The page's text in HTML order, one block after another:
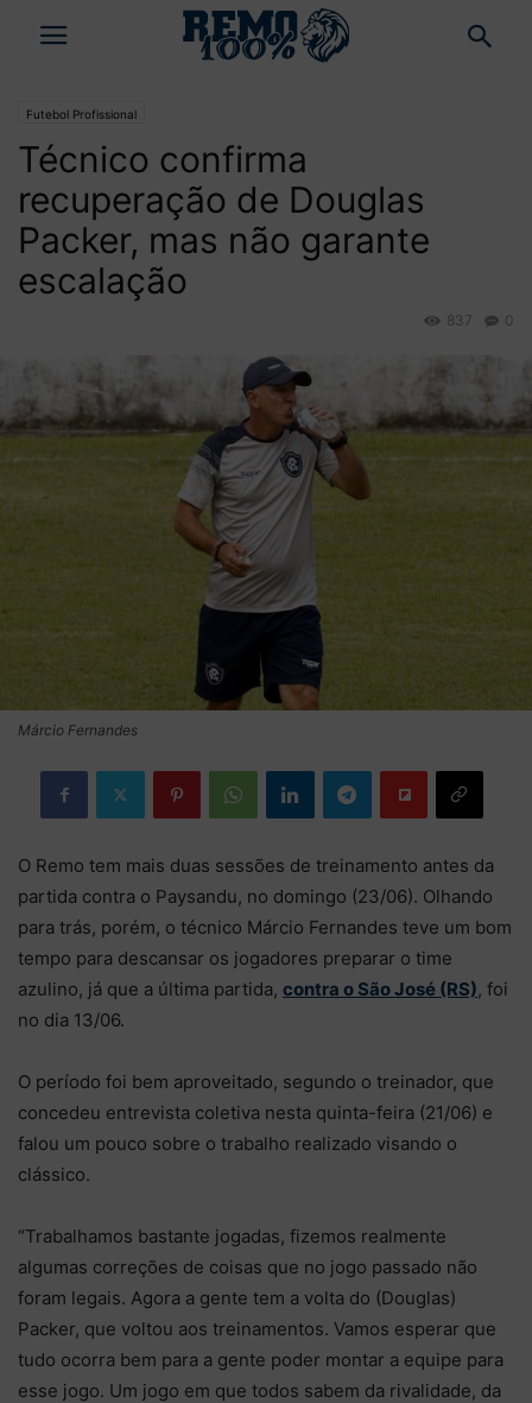
Futebol Profissional
Técnico confirma
recuperação de Douglas
Packer, mas não garante
escalação
0
837
Márcio Fernandes
O Remo tem mais duas sessões de treinamento antes da
partida contra o Paysandu, no domingo (23/06). Olhando
para trás, porém, o técnico Márcio Fernandes teve um bom
tempo para descansar os jogadores preparar o time
azulino, já que a última partida, contra o São José (RS), foi
no dia 13/06.
O período foi bem aproveitado, segundo o treinador, que
concedeu entrevista coletiva nesta quinta-feira (21/06) e
falou um pouco sobre o trabalho realizado visando o
clássico.
“Trabalhamos bastante jogadas, fizemos realmente
algumas correções de coisas que no jogo passado não
foram legais. Agora a gente tem a volta do (Douglas)
Packer, que voltou aos treinamentos. Vamos esperar que
tudo ocorra bem para a gente poder montar a equipe para
esse jogo. Um jogo em que todos sabem da rivalidade, da